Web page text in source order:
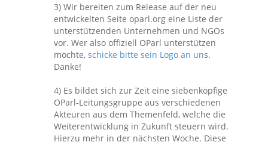
3) Wir bereiten zum Release auf der neu
entwickelten Seite oparl.org eine Liste der
unterstützenden Unternehmen und NGOs
vor. Wer also offiziell OParl unterstützen
möchte, schicke bitte sein Logo an uns.
Danke!
4) Es bildet sich zur Zeit eine siebenköpfige
OParl-Leitungsgruppe aus verschiedenen
Akteuren aus dem Themenfeld, welche die
Weiterentwicklung in Zukunft steuern wird.
Hierzu mehr in der nächsten Woche. Diese